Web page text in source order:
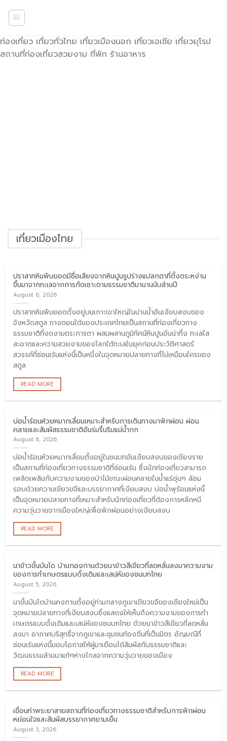
ท่องเที่ยว เที่ยวทั่วไทย เที่ยวเมืองนอก เที่ยวเอเชีย เที่ยวยุโรป
สถานที่ท่องเที่ยวสวยงาม ที่พัก ร้านอาหาร
เที่ยวเมืองไทย
ปราสาทหินพันยอดมีชื่อเสียงจากหินปูนรูปร่างแปลกตาที่ตั้งตระหง่าน
ขึ้นมาจากทะเลจากการกัดเซาะตามธรรมชาติมานานนับล้านปี
August 6, 2026
ปราสาทหินพันยอดตั้งอยู่บนเกาะเขาใหญ่ในน่านน้ำอันเงียบสงบของ
จังหวัดสตูล ทางตอนใต้ของประเทศไทยเป็นสถานที่ท่องเที่ยวทาง
ธรรมชาติที่งดงามตระการตา ผสมผสานภูมิทัศน์หินปูนอันน่าทึ่ง ทะเลใส
สะอาดและความสวยงามของโลกใต้ทะเลในยุคก่อนประวัติศาสตร์
สวรรค์ที่ซ่อนเร้นแห่งนี้เป็นหนึ่งในจุดหมายปลายทางที่ไม่เหมือนใครของ
สตูล
READ MORE
บ่อน้ำร้อนห้วยหมากเลี่ยมเหมาะสำหรับการเดินทางมาพักผ่อน ผ่อน
คลายและสัมผัสธรรมชาติอันร่มรื่นริมแม่น้ำกก
August 6, 2026
บ่อน้ำร้อนห้วยหมากเลี่ยมตั้งอยู่ในชนบทอันเงียบสงบของเชียงราย
เป็นสถานที่ท่องเที่ยวทางธรรมชาติที่ซ่อนเร้น ซึ่งนักท่องเที่ยวสามารถ
เพลิดเพลินกับความงามของป่าไม้ขณะผ่อนคลายในน้ำแร่อุ่นๆ ล้อม
รอบด้วยความเขียวขจีและบรรยากาศที่เงียบสงบ บ่อน้ำพุร้อนแห่งนี้
เป็นจุดหมายปลายทางที่เหมาะสำหรับนักท่องเที่ยวที่ต้องการหลีกหนี
ความวุ่นวายจากเมืองใหญ่เพื่อพักผ่อนอย่างเงียบสงบ
READ MORE
นาข้าวขั้นบันได บ้านกองกานด้วยนาข้าวสีเขียวที่ลดหลั่นลงมาความงาม
ของการทำเกษตรแบบดั้งเดิมและเสน่ห์ของชนบทไทย
August 5, 2026
นาขั้นบันไดบ้านคงกานตั้งอยู่ท่ามกลางภูเขาเขียวขจีของเชียงใหม่เป็น
จุดหมายปลายทางที่เงียบสงบซึ่งแสดงให้เห็นถึงความงามของการทำ
เกษตรแบบดั้งเดิมและเสน่ห์ของชนบทไทย ด้วยนาข้าวสีเขียวที่ลดหลั่น
ลงมา อากาศบริสุทธิ์จากภูเขาและชุมชนท้องถิ่นที่เป็นมิตร อัญมณีที่
ซ่อนเร้นแห่งนี้มอบโอกาสให้ผู้มาเยือนได้สัมผัสกับธรรมชาติและ
วัฒนธรรมล้านนาแท้ๆห่างไกลจากความวุ่นวายของเมือง
READ MORE
เขื่อนท่าพระยาสายสถานที่ท่องเที่ยวทางธรรมชาติสำหรับการพักผ่อน
หย่อนใจและสัมผัสบรรยากาศยามเย็น
August 3, 2026